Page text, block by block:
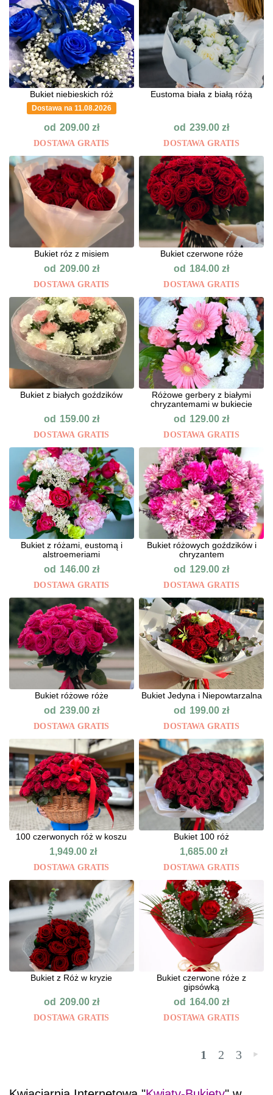
Bukiet niebieskich róż
Dostawa na 11.08.2026
od 209.00 zł
DOSTAWA GRATIS
Eustoma biała z białą różą
od 239.00zł
DOSTAWA GRATIS
Bukiet róz z misiem
od 209.00 zł
DOSTAWA GRATIS
Bukiet czerwone róże
od 184.00zł
DOSTAWA GRATIS
Bukiet z białych goździków
od 159.00 zł
DOSTAWA GRATIS
Różowe gerbery z białymi
chryzantemami w bukiecie
od 129.00zł
DOSTAWA GRATIS
Bukiet z różami, eustomą i
alstroemeriami
od 146.00 zł
DOSTAWA GRATIS
Bukiet różowych goździków i
chryzantem
od 129.00zł
DOSTAWA GRATIS
Bukiet różowe róże
od 239.00 zł
DOSTAWA GRATIS
Bukiet Jedyna i Niepowtarzalna
od 199.00zł
DOSTAWA GRATIS
100 czerwonych róż w koszu
1,949.00zł
DOSTAWA GRATIS
Bukiet 100 róż
1,685.00 zł
DOSTAWA GRATIS
Bukiet z Róż w kryzie
od 209.00 zł
DOSTAWA GRATIS
Bukiet czerwone róże z
gipsówką
od 164.00zł
DOSTAWA GRATIS
1 2 3 »